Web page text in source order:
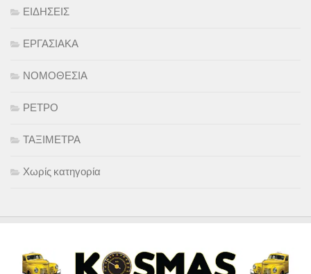
ΕΙΔΗΣΕΙΣ
ΕΡΓΑΣΙΑΚΑ
ΝΟΜΟΘΕΣΙΑ
ΡΕΤΡΟ
ΤΑΞΙΜΕΤΡΑ
Χωρίς κατηγορία